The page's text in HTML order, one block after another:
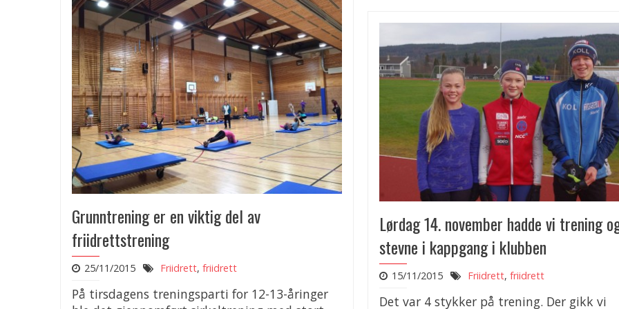
Grunntrening er en viktig del av
friidrettstrening
25/11/2015 Friidrett, friidrett
På tirsdagens treningsparti for 12-13-åringer
Lørdag 14. november hadde vi trening
stevne i kappgang i klubben
15/11/2015 Friidrett, friidrett
Det var 4 stykker på trening. Der gikk vi